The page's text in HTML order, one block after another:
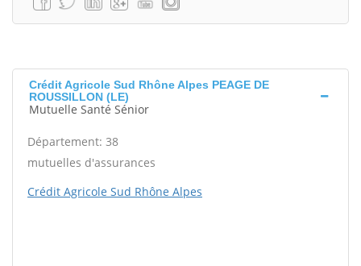
Crédit Agricole Sud Rhône Alpes PEAGE DE
ROUSSILLON (LE)
Mutuelle Santé Sénior
Département: 38
mutuelles d'assurances
Crédit Agricole Sud Rhône Alpes